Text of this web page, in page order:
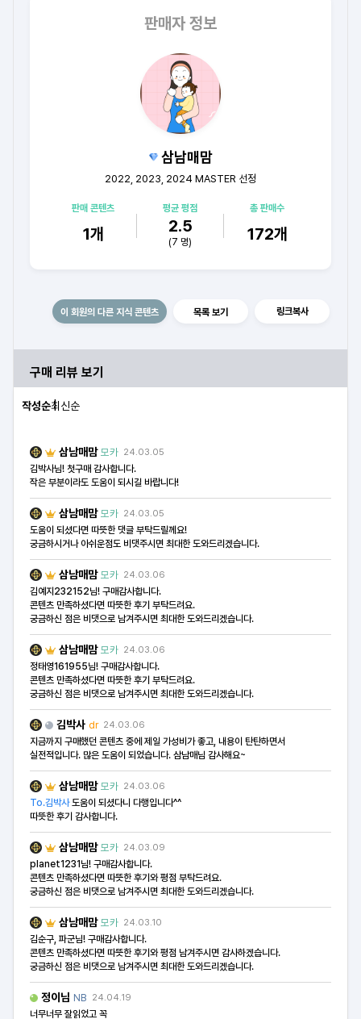
판매자 정보
삼남매맘
2022, 2023, 2024 MASTER 선정
판매 콘텐츠
1개
평균 평점
2.5
(7 명)
총 판매수
172개
이 회원의 다른 지식 콘텐츠 목록 보기 링크복사
구매 리뷰 보기
작성순최신순
삼남매맘 모카 24.03.05
김박사님! 첫구매 감사합니다.
작은 부분이라도 도움이 되시길 바랍니다!
삼남매맘 모카 24.03.05
도움이 되셨다면 따뜻한 댓글 부탁드릴께요!
궁금하시거나 아쉬운점도 비댓주시면 최대한 도와드리겠습니다.
삼남매맘 모카 24.03.06
김예지232152님! 구매감사합니다.
콘텐츠 만족하셨다면 따뜻한 후기 부탁드려요.
궁금하신 점은 비댓으로 남겨주시면 최대한 도와드리겠습니다.
삼남매맘 모카 24.03.06
정태영161955님! 구매감사합니다.
콘텐츠 만족하셨다면 따뜻한 후기 부탁드려요.
궁금하신 점은 비댓으로 남겨주시면 최대한 도와드리겠습니다.
김박사 dr 24.03.06
지금까지 구매했던 콘텐츠 중에 제일 가성비가 좋고, 내용이 탄탄하면서
실전적입니다. 많은 도움이 되었습니다. 삼남매님 감사해요~
삼남매맘 모카 24.03.06
To.김박사도움이 되셨다니 다행입니다^^
따뜻한 후기 감사합니다.
삼남매맘 모카 24.03.09
planet1231님! 구매감사합니다.
콘텐츠 만족하셨다면 따뜻한 후기와 평점 부탁드려요.
궁금하신 점은 비댓으로 남겨주시면 최대한 도와드리겠습니다.
삼남매맘 모카 24.03.10
김순구, 파군님! 구매감사합니다.
콘텐츠 만족하셨다면 따뜻한 후기와 평점 남겨주시면 감사하겠습니다.
궁금하신 점은 비댓으로 남겨주시면 최대한 도와드리겠습니다.
정이님 NB 24.04.19
너무너무 잘읽었고 꼭